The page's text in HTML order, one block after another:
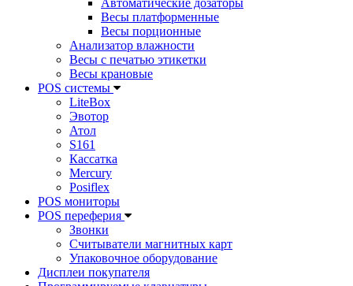
Весы платформенные
Весы порционные
Анализатор влажности
Весы с печатью этикетки
Весы крановые
POS системы
LiteBox
Эвотор
Атол
S161
Кассатка
Mercury
Posiflex
POS мониторы
POS переферия
Звонки
Считыватели магнитных карт
Упаковочное оборудование
Дисплеи покупателя